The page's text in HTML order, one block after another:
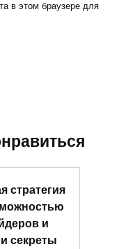
в этом браузере для
стратегия
и
секреты